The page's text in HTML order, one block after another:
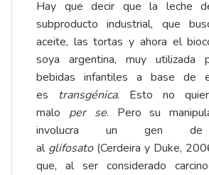
Hay que decir que la leche
subproducto industrial, que
aceite, las tortas y ahora el
soya argentina, muy utilizada
bebidas infantiles a base de
es transgénica. Esto no
malo per se. Pero su
involucra un gen de
al glifosato(Cerdeira y Duke,
que, al ser considerado